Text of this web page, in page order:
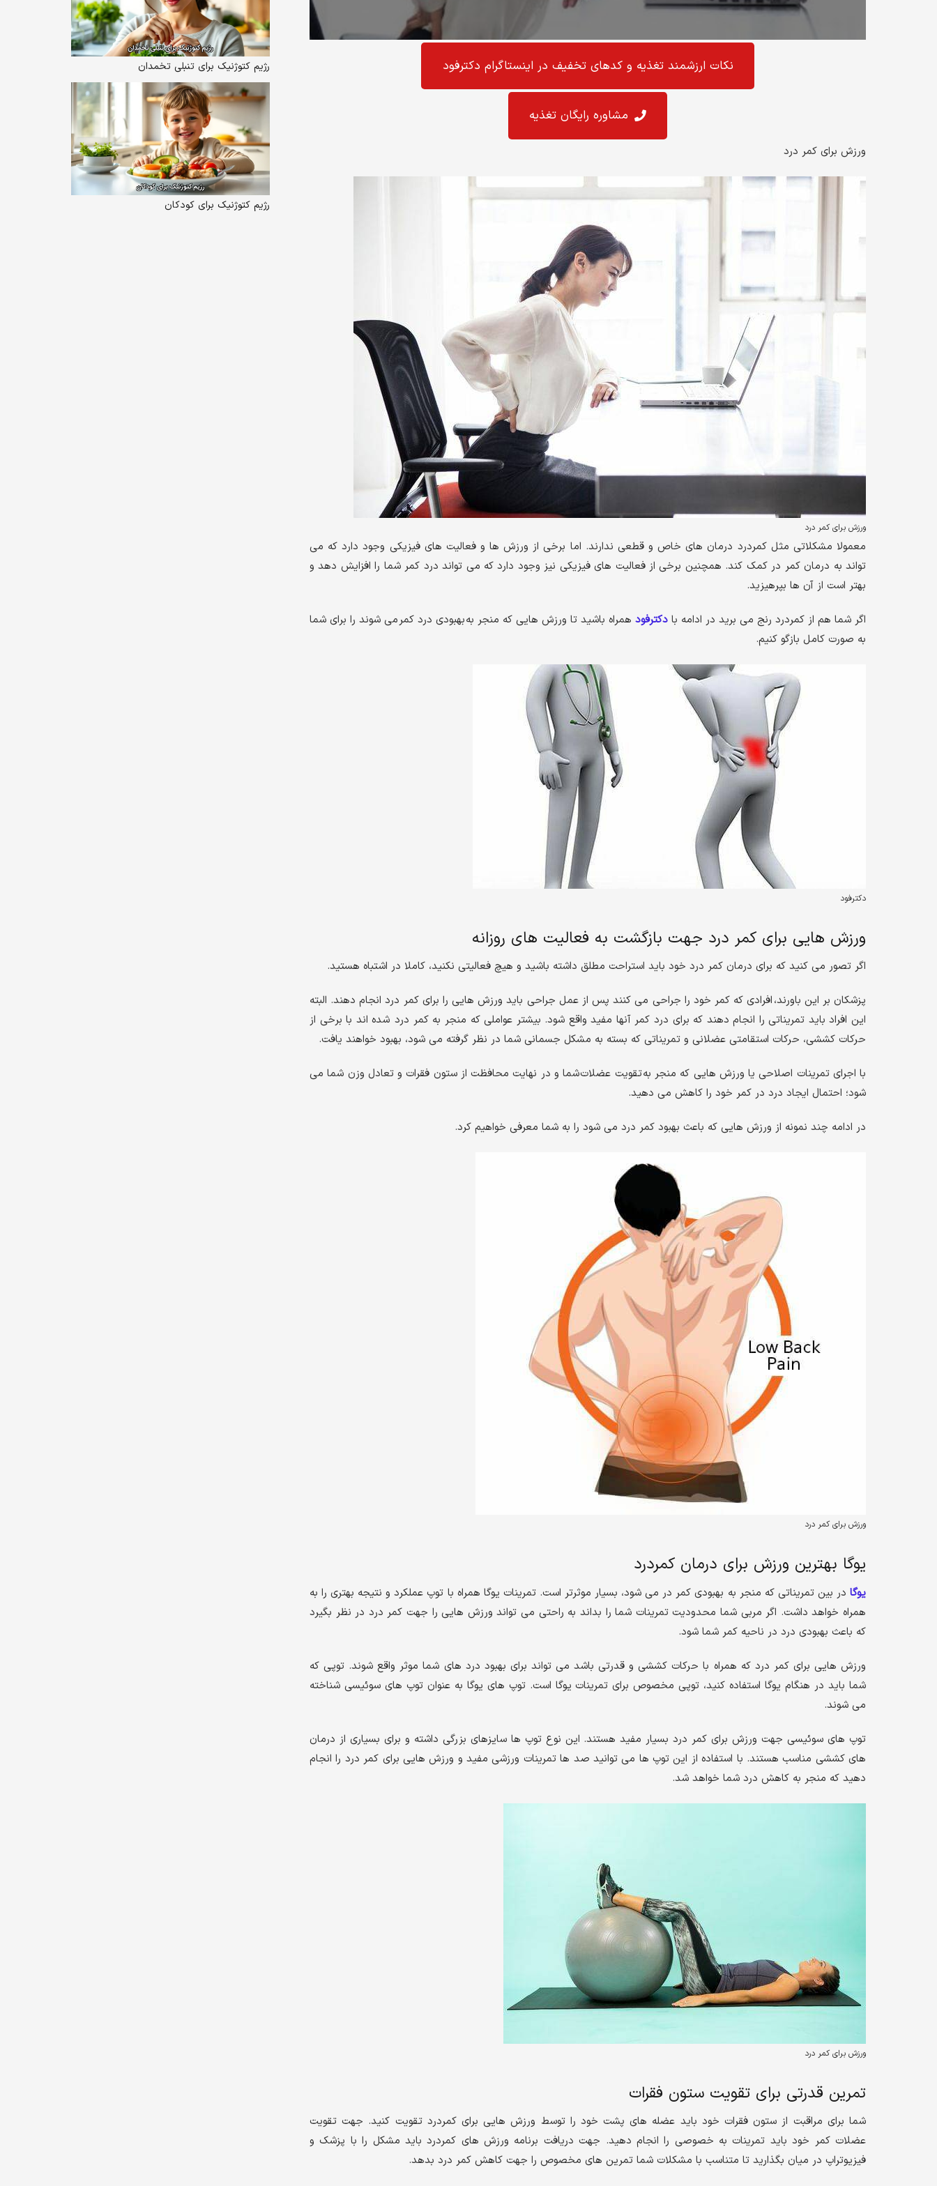
نکات ارزشمند تغذیه و کد‌های تخفیف در اینستاگرام دکترفود
مشاوره رایگان تغذیه
ورزش برای کمر درد
ورزش برای کمر درد
معمولا مشکلاتی مثل کمردرد درمان های خاص و قطعی ندارند. اما برخی از ورزش ها و فعالیت های فیزیکی وجود دارد که می
تواند به درمان کمر در کمک کند. همچنین برخی از فعالیت های فیزیکی نیز وجود دارد که می تواند درد کمر شما را افزایش دهد و
بهتر است از آن ها بپرهیزید.
اگر شما هم از کمردرد رنج می برید در ادامه با دکترفود همراه باشید تا ورزش هایی که منجر به بهبودی درد کمر می شوند را برای شما
به صورت کامل بازگو کنیم.
دکترفود
ورزش هایی برای کمر درد جهت بازگشت به فعالیت های روزانه
اگر تصور می کنید که برای درمان کمر درد خود باید استراحت مطلق داشته باشید و هیچ فعالیتی نکنید، کاملا در اشتباه هستید.
پزشکان بر این باورند، افرادی که کمر خود را جراحی می کنند پس از عمل جراحی باید ورزش هایی را برای کمر درد انجام دهند. البته
این افراد باید تمریناتی را انجام دهند که برای درد کمر آنها مفید واقع شود. بیشتر عواملی که منجر به کمر درد شده اند با برخی از
حرکات کششی، حرکات استقامتی عضلانی و تمریناتی که بسته به مشکل جسمانی شما در نظر گرفته می شود، بهبود خواهند یافت.
با اجرای تمرینات اصلاحی یا ورزش هایی که منجر به تقویت عضلات شما و در نهایت محافظت از ستون فقرات و تعادل وزن شما می
شود؛ احتمال ایجاد درد در کمر خود را کاهش می دهید.
در ادامه چند نمونه از ورزش هایی که باعث بهبود کمر درد می شود را به شما معرفی خواهیم‌ کرد.
ورزش برای کمر درد
یوگا بهترین ورزش برای درمان کمردرد
یوگا در بین تمریناتی که منجر به بهبودی کمر در می شود، بسیار موثرتر است. تمرینات یوگا همراه با توپ عملکرد و نتیجه بهتری را به
همراه خواهد داشت. اگر مربی شما محدودیت تمرینات شما را بداند به راحتی می تواند ورزش هایی را جهت کمر درد در نظر بگیرد
که باعث بهبودی درد در ناحیه کمر شما شود.
ورزش هایی برای کمر درد که همراه با حرکات کششی و قدرتی باشد می تواند برای بهبود درد های شما موثر واقع شوند. توپی که
شما باید در هنگام یوگا استفاده کنید، توپی مخصوص برای تمرینات یوگا است. توپ های یوگا به عنوان توپ های سوئیسی شناخته
می شوند.
توپ های سوئیسی جهت ورزش برای کمر درد بسیار مفید هستند. این نوع توپ ها سایزهای بزرگی داشته و برای بسیاری از درمان
های کششی مناسب هستند. با استفاده از این توپ ها می توانید صد ها تمرینات ورزشی مفید و ورزش هایی برای کمر درد را انجام
دهید که منجر به کاهش درد شما خواهد شد.
ورزش برای کمر درد
تمرین قدرتی برای تقویت ستون فقرات
شما برای مراقبت از ستون فقرات خود باید عضله های پشت خود را توسط ورزش هایی برای کمردرد تقویت کنید. جهت تقویت
عضلات کمر خود باید تمرینات به خصوصی را انجام دهید. جهت دریافت برنامه ورزش های کمردرد باید مشکل را با پزشک و
فیزیوتراپ در میان بگذارید تا متناسب با مشکلات شما تمرین های مخصوص را جهت کاهش کمر درد بدهد.
رژیم کتوژنیک برای تنبلی تخمدان
رژیم کتوژنیک برای کودکان